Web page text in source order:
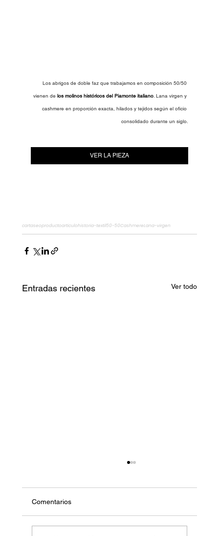
Los abrigos de doble faz que trabajamos en composición 50/50
vienen de los molinos históricos del Piamonte italiano. Lana virgen y
cashmere en proporción exacta, hilados y tejidos según el oficio
consolidado durante un siglo.
VER LA PIEZA
cartaseoproductoarticulohistoria-textil50-50CashmereLana-virgen
Entradas recientes Ver todo
Comentarios